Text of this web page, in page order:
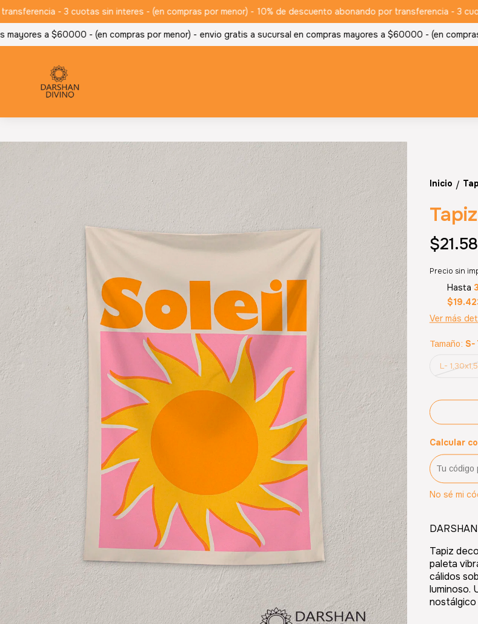
- 3 cuotas sin interes - (en compras por menor) - 10% de descuento abonando por transferencia - 3
a $60000 - (en compras por menor) - envio gratis a sucursal en compras mayores a $60000 - (en compras
Inicio /
Precio sin
Hasta
Ver más
Tamaño: S-
L-
Calcular
No sé mi
Tapiz
paleta
cálidos
luminoso.
nostálgico